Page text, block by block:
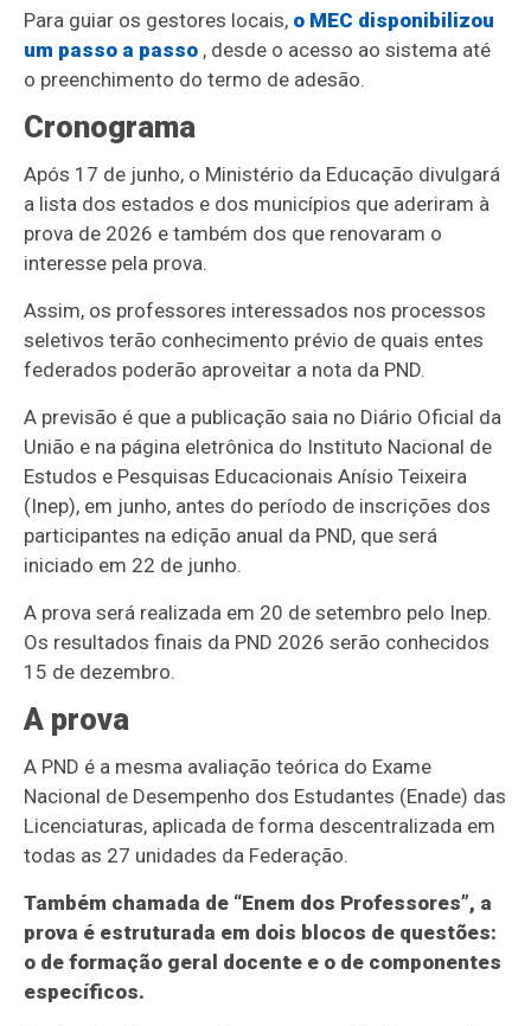
Para guiar os gestores locais, o MEC disponibilizou
um passo a passo , desde o acesso ao sistema até
o preenchimento do termo de adesão.
Cronograma
Após 17 de junho, o Ministério da Educação divulgará
a lista dos estados e dos municípios que aderiram à
prova de 2026 e também dos que renovaram o
interesse pela prova.
Assim, os professores interessados nos processos
seletivos terão conhecimento prévio de quais entes
federados poderão aproveitar a nota da PND.
A previsão é que a publicação saia no Diário Oficial da
União e na página eletrônica do Instituto Nacional de
Estudos e Pesquisas Educacionais Anísio Teixeira
(Inep), em junho, antes do período de inscrições dos
participantes na edição anual da PND, que será
iniciado em 22 de junho.
A prova será realizada em 20 de setembro pelo Inep.
Os resultados finais da PND 2026 serão conhecidos
15 de dezembro.
A prova
A PND é a mesma avaliação teórica do Exame
Nacional de Desempenho dos Estudantes (Enade) das
Licenciaturas, aplicada de forma descentralizada em
todas as 27 unidades da Federação.
Também chamada de “Enem dos Professores”, a
prova é estruturada em dois blocos de questões:
o de formação geral docente e o de componentes
específicos.